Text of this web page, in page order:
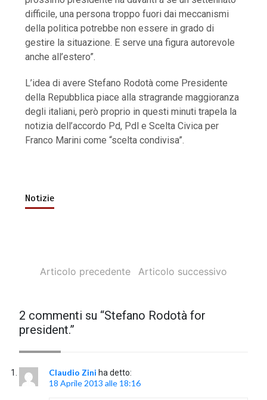
difficile, una persona troppo fuori dai meccanismi
della politica potrebbe non essere in grado di
gestire la situazione. E serve una figura autorevole
anche all’estero”.
L’idea di avere Stefano Rodotà come Presidente
della Repubblica piace alla stragrande maggioranza
degli italiani, però proprio in questi minuti trapela la
notizia dell’accordo Pd, Pdl e Scelta Civica per
Franco Marini come “scelta condivisa”.
Notizie
Articolo precedente Articolo successivo
2 commenti su “Stefano Rodotà for
president.”
Claudio Zini ha detto:
18 Aprile 2013 alle 18:16